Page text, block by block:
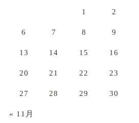
1 2
6 7 8 9
13 14 15 16
20 21 22 23
27 28 29 30
« 11月